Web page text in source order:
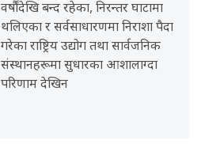
वर्षौंदेखि बन्द रहेका, निरन्तर घाटामा
थलिएका र सर्वसाधारणमा निराशा पैदा
गरेका राष्ट्रिय उद्योग तथा सार्वजनिक
संस्थानहरूमा सुधारका आशालाग्दा
परिणाम देखिन